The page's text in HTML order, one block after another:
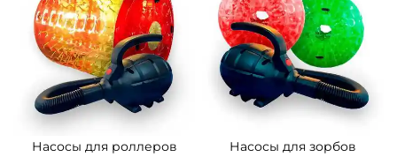
Насосы для роллеров Насосы для зорбов